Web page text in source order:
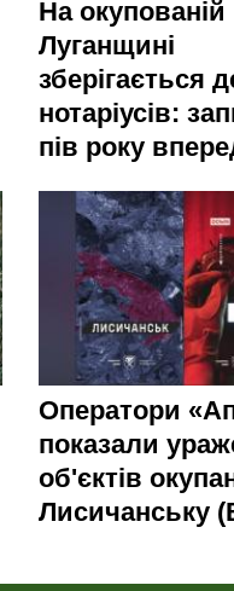
На окупованій
Луганщині
зберігається
нотаріусів:
пів року
Оператори
показали
об'єктів
Лисичанську